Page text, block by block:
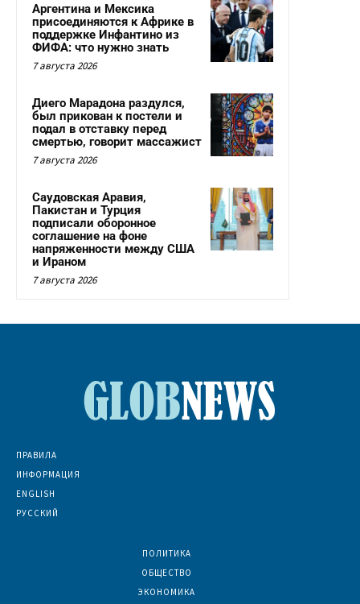
Аргентина и Мексика
присоединяются к Африке в
поддержке Инфантино из
ФИФА: что нужно знать
7 августа 2026
Диего Марадона раздулся,
был прикован к постели и
подал в отставку перед
смертью, говорит массажист
7 августа 2026
Саудовская Аравия,
Пакистан и Турция
подписали оборонное
соглашение на фоне
напряженности между США
и Ираном
7 августа 2026
ПРАВИЛА
ИНФОРМАЦИЯ
ENGLISH
РУССКИЙ
ПОЛИТИКА
ОБЩЕСТВО
ЭКОНОМИКА